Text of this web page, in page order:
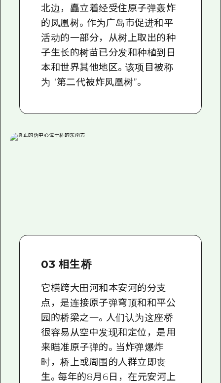
北边，矗立着经受住原子弹轰炸
的凤凰树。作为广岛市促进和平
活动的一部分，从树上取出的种
子生长的树苗已分发和种植到日
本和世界其他地区。该项目被称
为 “第二代被炸凤凰树”。
03 相生桥
它横跨大田河和本安河的分支
点，是连接原子弹穹顶和和平公
园的桥梁之一。人们认为这座桥
很容易从空中发现和定位，是用
来瞄准原子弹的。当炸弹爆炸
时，桥上或周围的人群立即丧
生。每年的8月6日，在元安河上